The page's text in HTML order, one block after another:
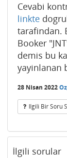
Cevabi
linkte
tarafindan.
Booker
demis bu
yayinlanan
28 Nisan 2022
Ilgili Bir Soru
İlgili sorular